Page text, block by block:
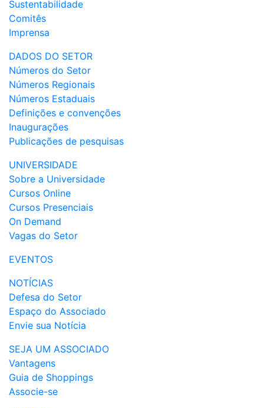
Sustentabilidade
Comitês
Imprensa
DADOS DO SETOR
Números do Setor
Números Regionais
Números Estaduais
Definições e convenções
Inaugurações
Publicações de pesquisas
UNIVERSIDADE
Sobre a Universidade
Cursos Online
Cursos Presenciais
On Demand
Vagas do Setor
EVENTOS
NOTÍCIAS
Defesa do Setor
Espaço do Associado
Envie sua Notícia
SEJA UM ASSOCIADO
Vantagens
Guia de Shoppings
Associe-se